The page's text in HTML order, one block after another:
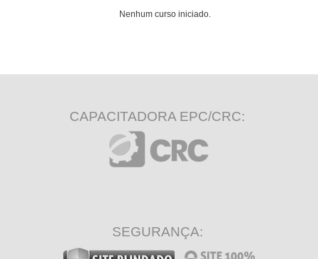
Nenhum curso iniciado.
CAPACITADORA EPC/CRC:
SEGURANÇA: